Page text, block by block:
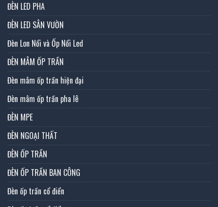
ĐÈN LED PHA
ĐÈN LED SÂN VƯỜN
Đèn Lon Nổi và Ốp Nổi Led
ĐÈN MÂM ỐP TRẦN
Đèn mâm ốp trần hiện đại
Đèn mâm ốp trần pha lê
ĐÈN MPE
ĐÈN NGOẠI THẤT
ĐÈN ỐP TRẦN
ĐÈN ỐP TRẦN BAN CÔNG
Đèn ốp trần cổ điển